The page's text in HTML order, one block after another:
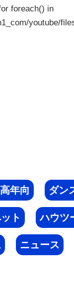
foreach() in
youtube/
年向 ダン
ト ハウツ
ニュース